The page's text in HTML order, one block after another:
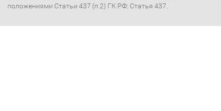
положениями Статьи 437 (п.2) ГК РФ: Статья 437.